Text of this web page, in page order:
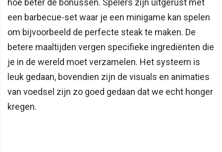
hoe beter de bonussen. Spelers zijn uitgerust met
een barbecue-set waar je een minigame kan spelen
om bijvoorbeeld de perfecte steak te maken. De
betere maaltijden vergen specifieke ingrediënten die
je in de wereld moet verzamelen. Het systeem is
leuk gedaan, bovendien zijn de visuals en animaties
van voedsel zijn zo goed gedaan dat we echt honger
kregen.